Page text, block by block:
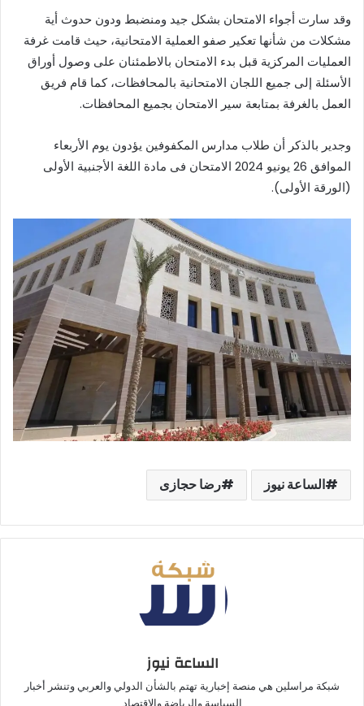
وقد سارت أجواء الامتحان بشكل جيد ومنضبط ودون حدوث أية
مشكلات من شأنها تعكير صفو العملية الامتحانية، حيث قامت غرفة
العمليات المركزية قبل بدء الامتحان بالاطمئنان على وصول أوراق
الأسئلة إلى جميع اللجان الامتحانية بالمحافظات، كما قام فريق
العمل بالغرفة بمتابعة سير الامتحان بجميع المحافظات.
وجدير بالذكر أن طلاب مدارس المكفوفين يؤدون يوم الأربعاء
الموافق 26 يونيو 2024 الامتحان فى مادة اللغة الأجنبية الأولى
(الورقة الأولى).
الساعة نيوز رضا حجازى
الساعة نيوز
شبكة مراسلين هي منصة إخبارية تهتم بالشأن الدولي والعربي وتنشر أخبار